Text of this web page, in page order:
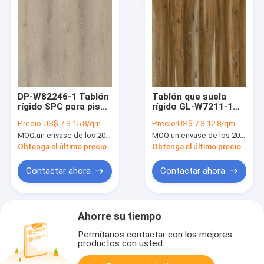
DP-W82246-1 Tablón
rígido SPC para pisos
gris europeo
Precio:US$ 7.3-15.8/qm
MOQ:un envase de los 20FT, o 2500 metros cuadrados;
Obtenga el último precio
Contactar ahora
Tablón que suela
rígido GL-W7211-1
estadístico del vinilo
de piedra del grano
de la nuez de GKBM
Precio:US$ 7.3-12.8/qm
MOQ:un envase de los 20FT, o 2500 metros cuadrados;
Obtenga el último precio
Contactar ahora
Ahorre su tiempo
Permítanos contactar con los mejores
productos con usted.